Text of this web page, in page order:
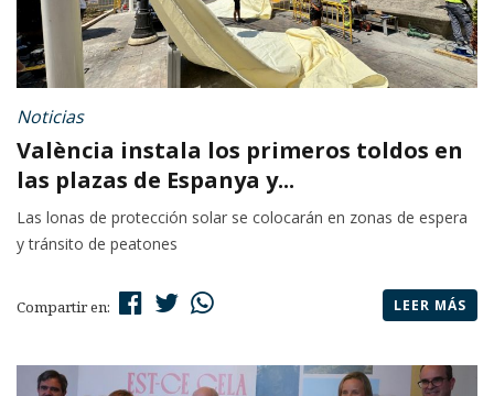
Noticias
València instala los primeros toldos en
las plazas de Espanya y...
Las lonas de protección solar se colocarán en zonas de espera
y tránsito de peatones
Compartir en: LEER MÁS